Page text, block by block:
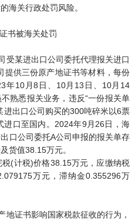
海关行政处罚风险。
书被海关处罚
某进出口公司委托代理报关进口
提供三份原产地证书等材料，每份
年10月8日、10月13日、10月14
熟悉报关业务，违反“一份报关单
进出口公司购买的300吨碎米以6票
进口至国内。2024年9月26日，海
口公司委托A公司申报的报关单存
货值38.15万元。
(计税)价格38.15万元，应缴纳税
万元，滞纳金0.355296万
证书影响国家税款征收的行为，